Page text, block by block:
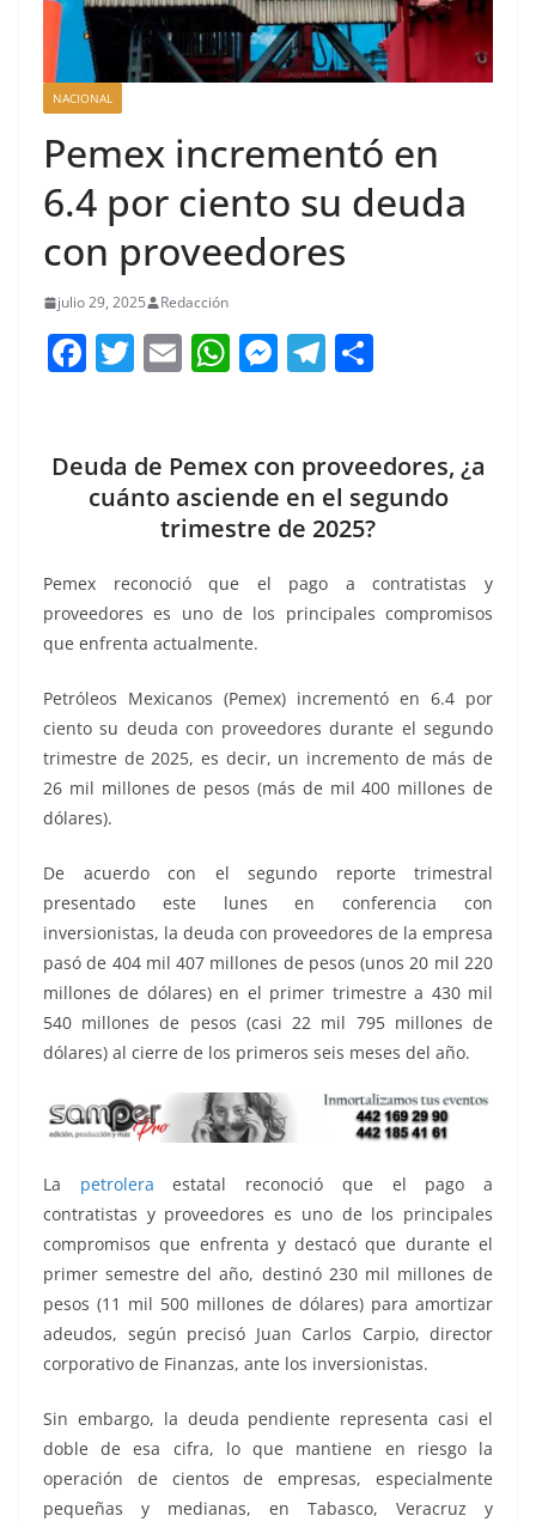
NACIONAL
Pemex incrementó en
6.4 por ciento su deuda
con proveedores
julio 29, 2025 Redacción
F
e
b
o
k
T
er
E
l
W
s
A
p
p
M
e
n
g
er
T
gr
a
m
p
ar
tir
Deuda de Pemex con proveedores, ¿a
cuánto asciende en el segundo
trimestre de 2025?
Pemex reconoció que el pago a contratistas y
proveedores es uno de los principales compromisos
que enfrenta actualmente.
Petróleos Mexicanos (Pemex) incrementó en 6.4 por
ciento su deuda con proveedores durante el segundo
trimestre de 2025, es decir, un incremento de más de
26 mil millones de pesos (más de mil 400 millones de
dólares).
De acuerdo con el segundo reporte trimestral
presentado este lunes en conferencia con
inversionistas, la deuda con proveedores de la empresa
pasó de 404 mil 407 millones de pesos (unos 20 mil 220
millones de dólares) en el primer trimestre a 430 mil
540 millones de pesos (casi 22 mil 795 millones de
dólares) al cierre de los primeros seis meses del año.
La petroleraestatal reconoció que el pago a
contratistas y proveedores es uno de los principales
compromisos que enfrenta y destacó que durante el
primer semestre del año, destinó 230 mil millones de
pesos (11 mil 500 millones de dólares) para amortizar
adeudos, según precisó Juan Carlos Carpio, director
corporativo de Finanzas, ante los inversionistas.
Sin embargo, la deuda pendiente representa casi el
doble de esa cifra, lo que mantiene en riesgo la
operación de cientos de empresas, especialmente
pequeñas y medianas, en Tabasco, Veracruz y